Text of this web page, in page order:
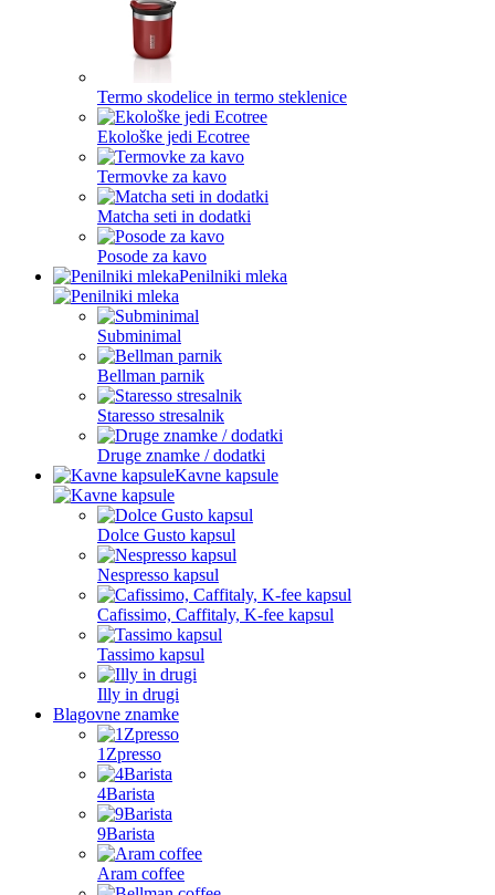
Termo skodelice in termo steklenice
Ekološke jedi Ecotree
Termovke za kavo
Matcha seti in dodatki
Posode za kavo
Penilniki mleka
Subminimal
Bellman parnik
Staresso stresalnik
Druge znamke / dodatki
Kavne kapsule
Dolce Gusto kapsul
Nespresso kapsul
Cafissimo, Caffitaly, K-fee kapsul
Tassimo kapsul
Illy in drugi
Blagovne znamke
1Zpresso
4Barista
9Barista
Aram coffee